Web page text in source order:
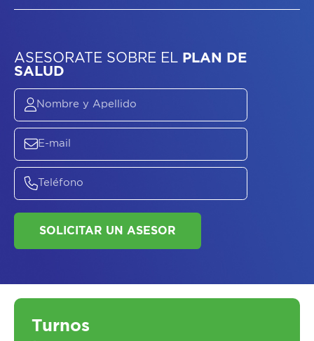
ASESORATE SOBREELPLAN DE
SALUD
SOLICITAR UN ASESOR
Turnos